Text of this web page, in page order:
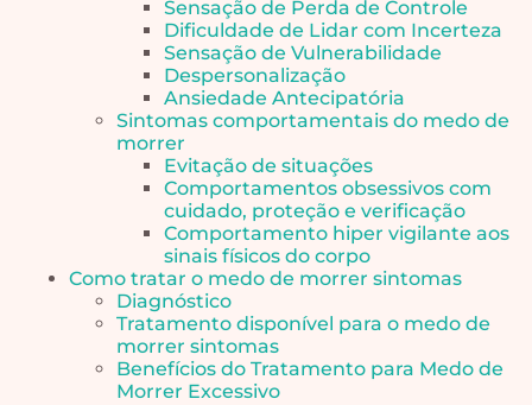
Sensação de Perda de Controle
Dificuldade de Lidar com Incerteza
Sensação de Vulnerabilidade
Despersonalização
Ansiedade Antecipatória
Sintomas comportamentais do medo de
morrer
Evitação de situações
Comportamentos obsessivos com
cuidado, proteção e verificação
Comportamento hiper vigilante aos
sinais físicos do corpo
Como tratar o medo de morrer sintomas
Diagnóstico
Tratamento disponível para o medo de
morrer sintomas
Benefícios do Tratamento para Medo de
Morrer Excessivo